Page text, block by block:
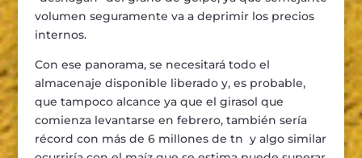
volumen seguramente va a deprimir los precios
internos.
Con ese panorama, se necesitará todo el
almacenaje disponible liberado y, es probable,
que tampoco alcance ya que el girasol que
comienza levantarse en febrero, también sería
récord con más de 6 millones de tn y algo similar